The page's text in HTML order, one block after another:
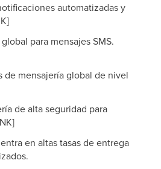
automatizadas y
para mensajes SMS.
de mensajería global de nivel
de alta seguridad para
en altas tasas de entrega